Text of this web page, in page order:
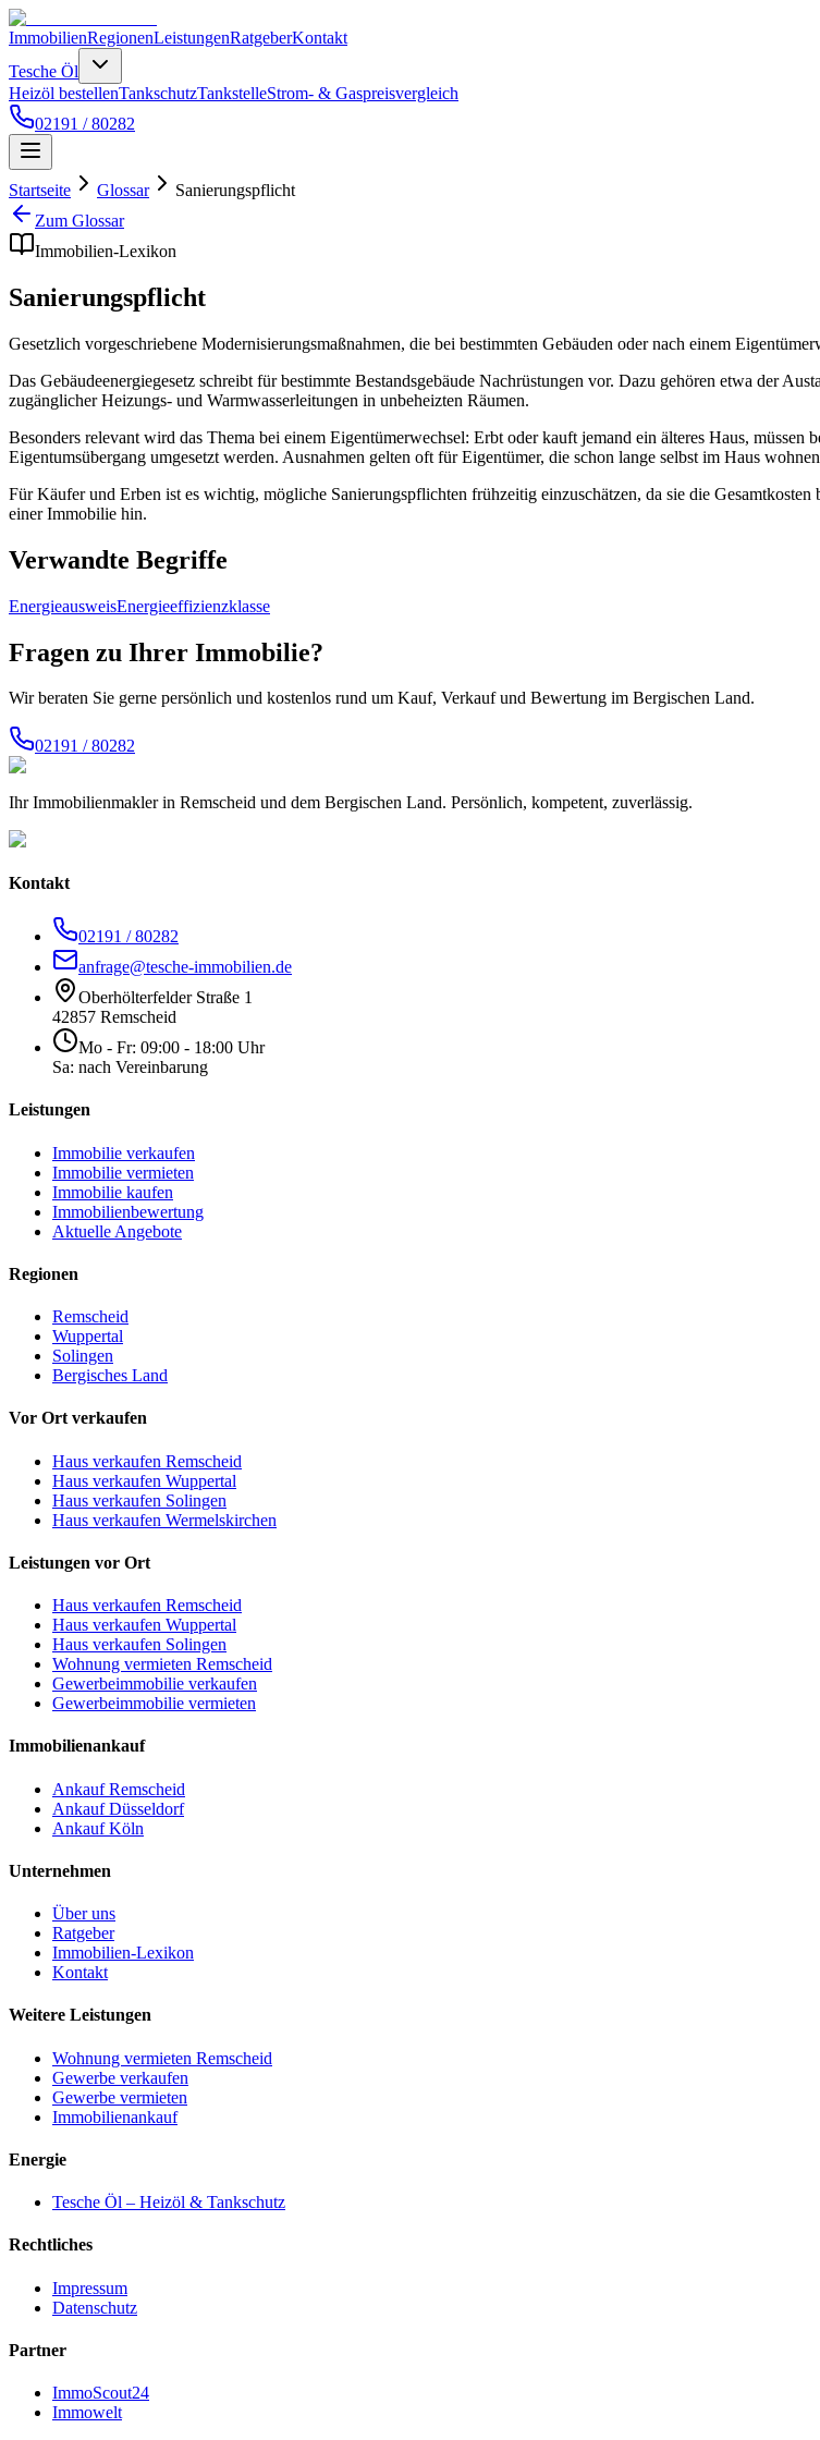
ImmobilienRegionenLeistungenRatgeberKontakt
Tesche Öl
Heizöl bestellenTankschutzTankstelleStrom- & Gaspreisvergleich
02191 / 80282
Startseite Glossar
Sanierungspflicht
Zum Glossar
Immobilien-Lexikon
Sanierungspflicht
Gesetzlich vorgeschriebene Modernisierungsmaßnahmen, die bei bestimmten Gebäuden oder nach einem
Das Gebäudeenergiegesetz schreibt für bestimmte Bestandsgebäude Nachrüstungen vor. Dazu gehören etwa der
zugänglicher Heizungs- und Warmwasserleitungen in unbeheizten Räumen.
Besonders relevant wird das Thema bei einem Eigentümerwechsel: Erbt oder kauft jemand ein älteres Haus,
Eigentumsübergang umgesetzt werden. Ausnahmen gelten oft für Eigentümer, die schon lange selbst im Haus
Für Käufer und Erben ist es wichtig, mögliche Sanierungspflichten frühzeitig einzuschätzen, da sie die
einer Immobilie hin.
Verwandte Begriffe
EnergieausweisEnergieeffizienzklasse
Fragen zu Ihrer Immobilie?
Wir beraten Sie gerne persönlich und kostenlos rund um Kauf, Verkauf und Bewertung im Bergischen Land.
02191 / 80282
Ihr Immobilienmakler in Remscheid und dem Bergischen Land. Persönlich, kompetent, zuverlässig.
Kontakt
02191 / 80282
anfrage@tesche-immobilien.de
Oberhölterfelder Straße 1
42857 Remscheid
Mo - Fr: 09:00 - 18:00 Uhr
Sa: nach Vereinbarung
Leistungen
Immobilie verkaufen
Immobilie vermieten
Immobilie kaufen
Immobilienbewertung
Aktuelle Angebote
Regionen
Remscheid
Wuppertal
Solingen
Bergisches Land
Vor Ort verkaufen
Haus verkaufen Remscheid
Haus verkaufen Wuppertal
Haus verkaufen Solingen
Haus verkaufen Wermelskirchen
Leistungen vor Ort
Haus verkaufen Remscheid
Haus verkaufen Wuppertal
Haus verkaufen Solingen
Wohnung vermieten Remscheid
Gewerbeimmobilie verkaufen
Gewerbeimmobilie vermieten
Immobilienankauf
Ankauf Remscheid
Ankauf Düsseldorf
Ankauf Köln
Unternehmen
Über uns
Ratgeber
Immobilien-Lexikon
Kontakt
Weitere Leistungen
Wohnung vermieten Remscheid
Gewerbe verkaufen
Gewerbe vermieten
Immobilienankauf
Energie
Tesche Öl – Heizöl & Tankschutz
Rechtliches
Impressum
Datenschutz
Partner
ImmoScout24
Immowelt